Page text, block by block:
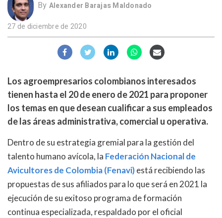
By Alexander Barajas Maldonado
27 de diciembre de 2020
Los agroempresarios colombianos interesados
tienen hasta el 20 de enero de 2021 para proponer
los temas en que desean cualificar a sus empleados
de las áreas administrativa, comercial u operativa.
Dentro de su estrategia gremial para la gestión del
talento humano avícola, la Federación Nacional de
Avicultores de Colombia (Fenavi)está recibiendo las
propuestas de sus afiliados para lo que será en 2021 la
ejecución de su exitoso programa de formación
continua especializada, respaldado por el oficial